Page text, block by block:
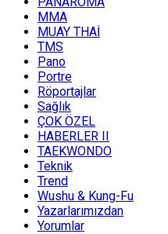
MMA
MUAY THAİ
TMS
Pano
Portre
Röportajlar
Sağlık
ÇOK ÖZEL
HABERLER II
TAEKWONDO
Teknik
Trend
Wushu & Kung-Fu
Yazarlarımızdan
Yorumlar